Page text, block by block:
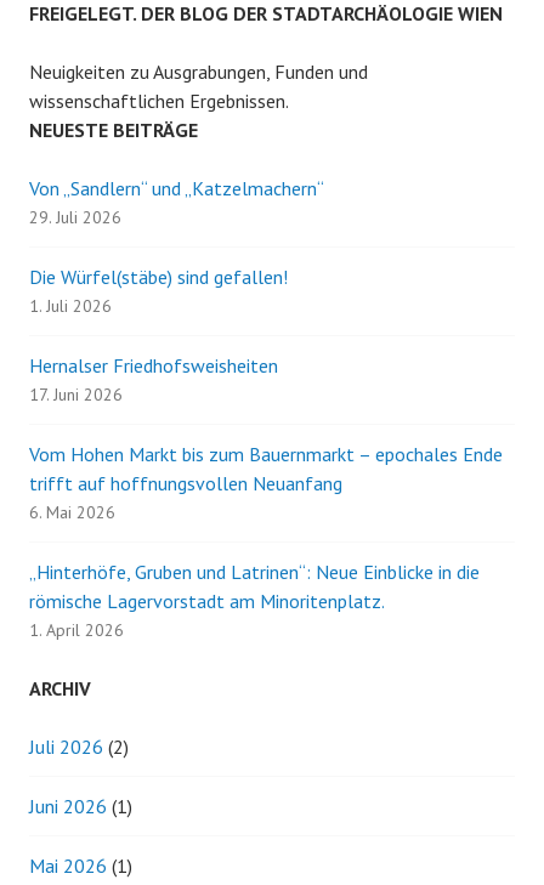
FREIGELEGT. DER BLOG DER STADTARCHÄOLOGIE WIEN
Neuigkeiten zu Ausgrabungen, Funden und
wissenschaftlichen Ergebnissen.
NEUESTE BEITRÄGE
Von „Sandlern“ und „Katzelmachern“
29. Juli 2026
Die Würfel(stäbe) sind gefallen!
1. Juli 2026
Hernalser Friedhofsweisheiten
17. Juni 2026
Vom Hohen Markt bis zum Bauernmarkt – epochales Ende
trifft auf hoffnungsvollen Neuanfang
6. Mai 2026
„Hinterhöfe, Gruben und Latrinen“: Neue Einblicke in die
römische Lagervorstadt am Minoritenplatz.
1. April 2026
ARCHIV
Juli 2026 (2)
Juni 2026 (1)
Mai 2026 (1)